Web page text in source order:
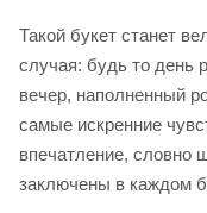
Такой букет станет
случая: будь то день
вечер, наполненный
самые искренние
впечатление, словно
заключены в каждом